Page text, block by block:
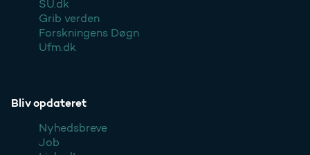
SU.dk
Grib verden
Forskningens Døgn
Ufm.dk
Bliv opdateret
Nyhedsbreve
Job